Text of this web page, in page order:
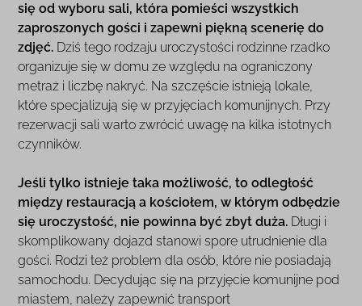
się od wyboru sali, która pomieści wszystkich
zaproszonych gości i zapewni piękną scenerię do
zdjęć. Dziś tego rodzaju uroczystości rodzinne rzadko
organizuje się w domu ze względu na ograniczony
metraż i liczbę nakryć. Na szczęście istnieją lokale,
które specjalizują się w przyjęciach komunijnych. Przy
rezerwacji sali warto zwrócić uwagę na kilka istotnych
czynników.
Jeśli tylko istnieje taka możliwość, to odległość
między restauracją a kościołem, w którym odbędzie
się uroczystość, nie powinna być zbyt duża. Długi i
skomplikowany dojazd stanowi spore utrudnienie dla
gości. Rodzi też problem dla osób, które nie posiadają
samochodu. Decydując się na przyjęcie komunijne pod
miastem, należy zapewnić transport